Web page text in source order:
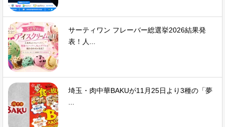
サーティワン フレーバー総選挙2026結果発
表！人...
埼玉・肉中華BAKUが11月25日より3種の「夢
...